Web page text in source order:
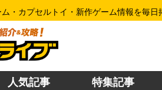
・カプセルトイ・新作ゲーム情報を毎日
人気記事 特集記事